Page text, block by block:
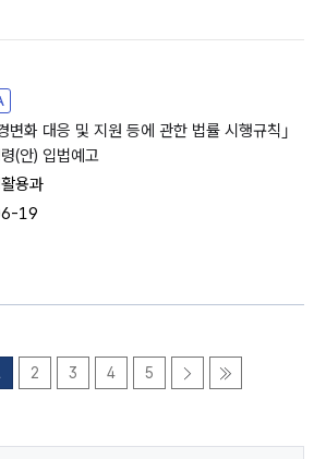
변화 대응 및 지원 등에 관한 법률 시행규칙｣
(안) 입법예고
용과
19
2 3 4 5